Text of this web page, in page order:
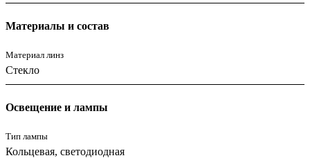
Материалы и состав
Материал линз
Стекло
Освещение и лампы
Тип лампы
Кольцевая, светодиодная